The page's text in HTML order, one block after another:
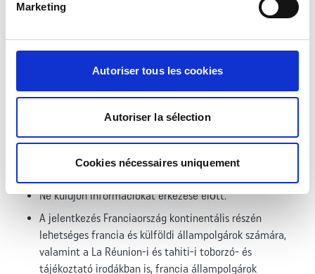
Marketing
Autoriser tous les cookies
Autoriser la sélection
Cookies nécessaires uniquement
Útlevél kötelező, vagy bármilyen személyazonosító
Fontos tudnivalók
Ne küldjön információkat érkezése előtt.
A jelentkezés Franciaország kontinentális részén
lehetséges francia és külföldi állampolgárok számára,
valamint a La Réunion-i és tahiti-i toborzó- és
tájékoztató irodákban is, francia állampolgárok